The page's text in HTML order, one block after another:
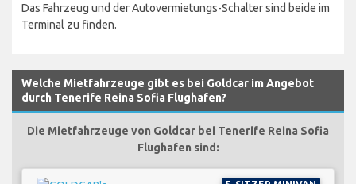
Das Fahrzeug und der Autovermietungs-Schalter sind beide im
Terminal zu finden.
Welche Mietfahrzeuge gibt es bei Goldcar im Angebot
durch Tenerife Reina Sofia Flughafen?
Die Mietfahrzeuge von Goldcar bei Tenerife Reina Sofia
Flughafen sind: